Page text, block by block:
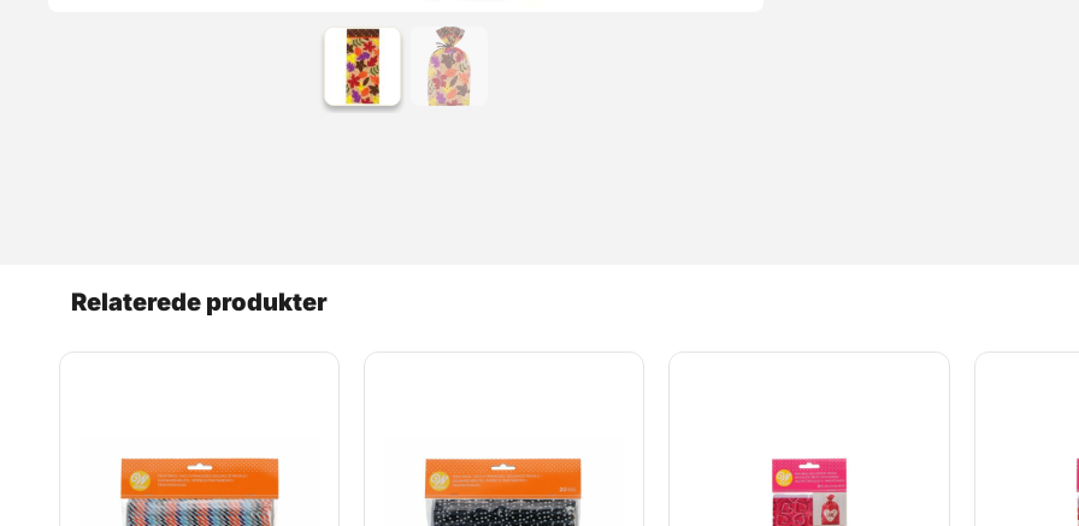
Relaterede produkter